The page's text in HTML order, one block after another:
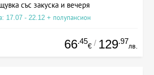
със закуска и вечеря
17.07 - 22.12 + полупансион
66.45
€ / 129.97
лв.